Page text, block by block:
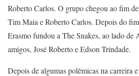
Roberto Carlos. O grupo chegou ao fim
Tim Maia e Roberto Carlos. Depois do
Erasmo fundou a The Snakes, ao lado de
amigos, José Roberto e Edson Trindade.
Depois de algumas polêmicas na carreira